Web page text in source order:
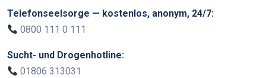
Telefonseelsorge — kostenlos, anonym, 24/7:
0800 111 0 111
Sucht- und Drogenhotline:
01806 313031